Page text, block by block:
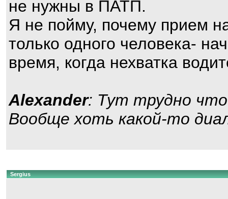
не нужны в ПАТП.
Я не пойму, почему прием
только одного человека-
время, когда нехватка
Alexander: Тут трудно
Вообще хоть какой-то
Sergius